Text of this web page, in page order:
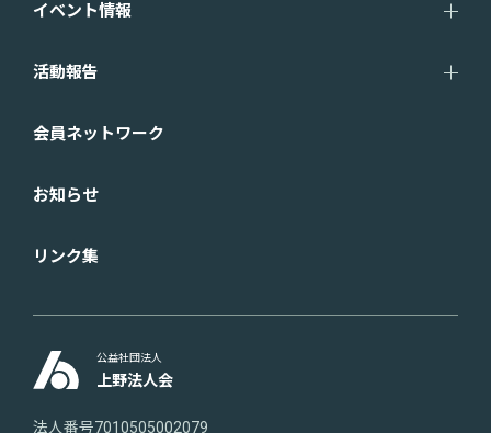
公益社団法人
上野法人会
法人番号7010505002079
イベント情報
活動報告
会員ネットワーク
お知らせ
リンク集